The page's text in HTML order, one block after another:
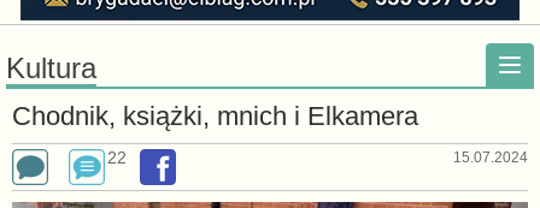
Kultura
Chodnik, książki, mnich i Elkamera
22 15.07.2024